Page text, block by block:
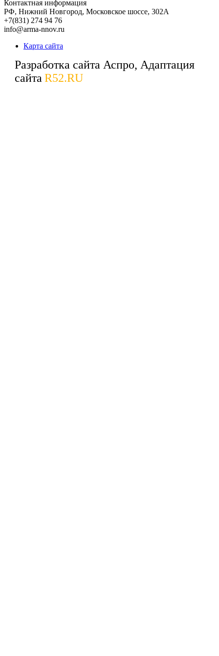
Контактная информация
РФ, Нижний Новгород, Московское шоссе, 302А
+7(831) 274 94 76
info@arma-nnov.ru
Карта сайта
Разработка сайта Аспро, Адаптация
сайта R52.RU